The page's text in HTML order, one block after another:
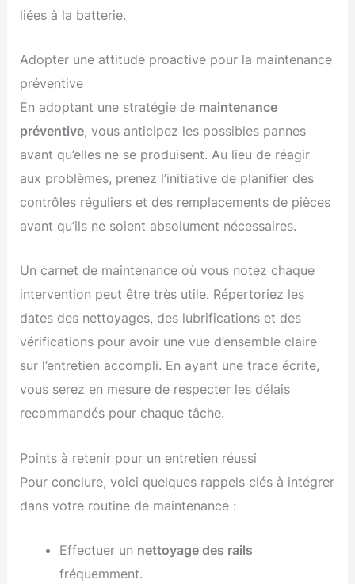
liées à la batterie.
Adopter une attitude proactive pour la maintenance
préventive
En adoptant une stratégie de maintenance
préventive, vous anticipez les possibles pannes
avant qu’elles ne se produisent. Au lieu de réagir
aux problèmes, prenez l’initiative de planifier des
contrôles réguliers et des remplacements de pièces
avant qu’ils ne soient absolument nécessaires.
Un carnet de maintenance où vous notez chaque
intervention peut être très utile. Répertoriez les
dates des nettoyages, des lubrifications et des
vérifications pour avoir une vue d’ensemble claire
sur l’entretien accompli. En ayant une trace écrite,
vous serez en mesure de respecter les délais
recommandés pour chaque tâche.
Points à retenir pour un entretien réussi
Pour conclure, voici quelques rappels clés à intégrer
dans votre routine de maintenance :
Effectuer un nettoyage des rails
fréquemment.